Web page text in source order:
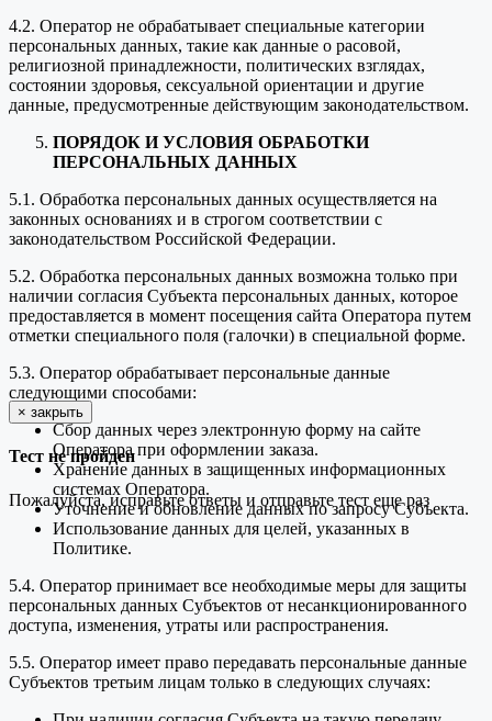
× закрыть
Тест не пройден
Пожалуйста, исправьте ответы и отправьте тест еще раз
4.2. Оператор не обрабатывает специальные категории
персональных данных, такие как данные о расовой,
религиозной принадлежности, политических взглядах,
состоянии здоровья, сексуальной ориентации и другие
данные, предусмотренные действующим законодательством.
ПОРЯДОК И УСЛОВИЯ ОБРАБОТКИ
ПЕРСОНАЛЬНЫХ ДАННЫХ
5.1. Обработка персональных данных осуществляется на
законных основаниях и в строгом соответствии с
законодательством Российской Федерации.
5.2. Обработка персональных данных возможна только при
наличии согласия Субъекта персональных данных, которое
предоставляется в момент посещения сайта Оператора путем
отметки специального поля (галочки) в специальной форме.
5.3. Оператор обрабатывает персональные данные
следующими способами:
Сбор данных через электронную форму на сайте
Оператора при оформлении заказа.
Хранение данных в защищенных информационных
системах Оператора.
Уточнение и обновление данных по запросу Субъекта.
Использование данных для целей, указанных в
Политике.
5.4. Оператор принимает все необходимые меры для защиты
персональных данных Субъектов от несанкционированного
доступа, изменения, утраты или распространения.
5.5. Оператор имеет право передавать персональные данные
Субъектов третьим лицам только в следующих случаях: